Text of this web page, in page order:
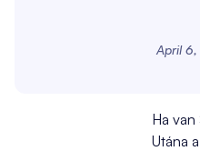
April
Ha
Utána